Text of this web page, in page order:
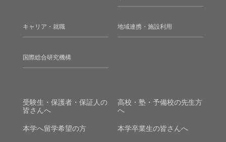
キャリア・就職 地域連携・施設利用
国際総合研究機構
受験生・保護者・保証人の
皆さんへ
高校・塾・予備校の先生方
へ
本学へ留学希望の方 本学卒業生の皆さんへ